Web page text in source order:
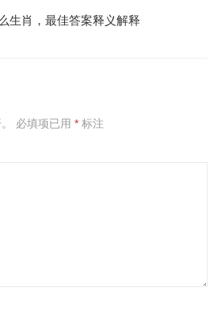
生肖，最佳答案释义解释
必填项已用 *标注